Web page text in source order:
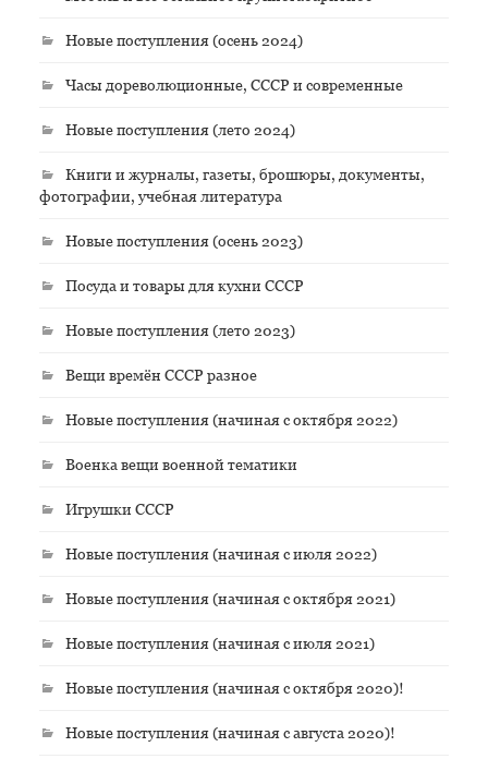
Новые поступления (осень 2024)
Часы дореволюционные, СССР и современные
Новые поступления (лето 2024)
Книги и журналы, газеты, брошюры, документы,
фотографии, учебная литература
Новые поступления (осень 2023)
Посуда и товары для кухни СССР
Новые поступления (лето 2023)
Вещи времён СССР разное
Новые поступления (начиная с октября 2022)
Военка вещи военной тематики
Игрушки СССР
Новые поступления (начиная с июля 2022)
Новые поступления (начиная с октября 2021)
Новые поступления (начиная с июля 2021)
Новые поступления (начиная с октября 2020)!
Новые поступления (начиная с августа 2020)!